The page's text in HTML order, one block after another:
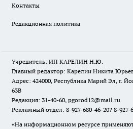
Контакты
Редакционная политика
Учредитель: ИП КАРЕЛИН Н.Ю.
Главный редактор: Карелин Никита
Адрес: 424000, Республика Марий Эл, г.
63В
Редакция: 31-40-60, pgorod12@mail.ru
Рекламный отдел: 8-927-680-46-20? 8-
«На информационном ресурсе